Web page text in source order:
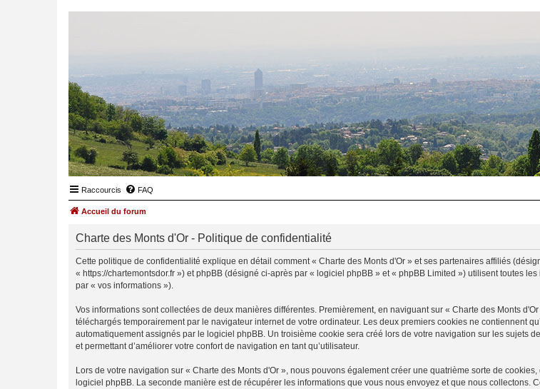
Raccourcis FAQ
Accueil du forum
Charte des Monts d'Or - Politique de confidentialité
Cette politique de confidentialité explique en détail comment « Charte des Monts d'Or » et ses partenaires affiliés
« https://chartemontsdor.fr ») et phpBB (désigné ci-après par « logiciel phpBB » et « phpBB Limited ») utilisent toutes
par « vos informations »).
Vos informations sont collectées de deux manières différentes. Premièrement, en naviguant sur « Charte des Monts
téléchargés temporairement par le navigateur internet de votre ordinateur. Les deux premiers cookies ne contiennent
automatiquement assignés par le logiciel phpBB. Un troisième cookie sera créé lors de votre navigation sur les sujets
et permettant d’améliorer votre confort de navigation en tant qu’utilisateur.
Lors de votre navigation sur « Charte des Monts d'Or », nous pouvons également créer une quatrième sorte de
logiciel phpBB. La seconde manière est de récupérer les informations que vous nous envoyez et que nous